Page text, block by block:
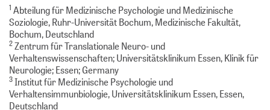
1 Abteilung für Medizinische Psychologie und Medizinische
Soziologie, Ruhr-Universität Bochum, Medizinische Fakultät,
Bochum, Deutschland
2Zentrum für Translationale Neuro- und
Verhaltenswissenschaften; Universitätsklinikum Essen, Klinik für
Neurologie; Essen; Germany
3Institut für Medizinische Psychologie und
Verhaltensimmunbiologie, Universitätsklinikum Essen, Essen,
Deutschland